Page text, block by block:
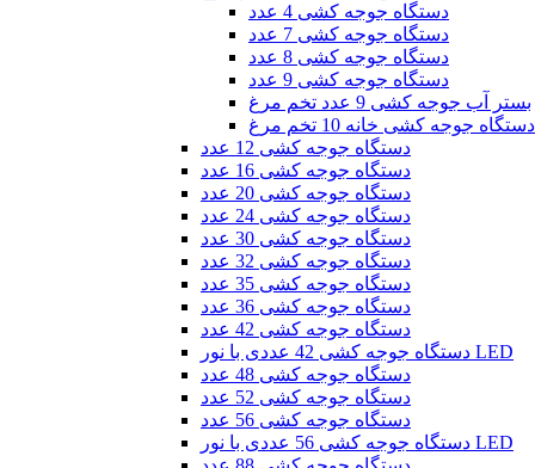
دستگاه جوجه کشی 4 عدد
دستگاه جوجه کشی 7 عدد
دستگاه جوجه کشی 8 عدد
دستگاه جوجه کشی 9 عدد
بستر آب جوجه کشی 9 عدد تخم مرغ
دستگاه جوجه کشی خانه 10 تخم مرغ
دستگاه جوجه کشی 12 عدد
دستگاه جوجه کشی 16 عدد
دستگاه جوجه کشی 20 عدد
دستگاه جوجه کشی 24 عدد
دستگاه جوجه کشی 30 عدد
دستگاه جوجه کشی 32 عدد
دستگاه جوجه کشی 35 عدد
دستگاه جوجه کشی 36 عدد
دستگاه جوجه کشی 42 عدد
دستگاه جوجه کشی 42 عددی با نور LED
دستگاه جوجه کشی 48 عدد
دستگاه جوجه کشی 52 عدد
دستگاه جوجه کشی 56 عدد
دستگاه جوجه کشی 56 عددی با نور LED